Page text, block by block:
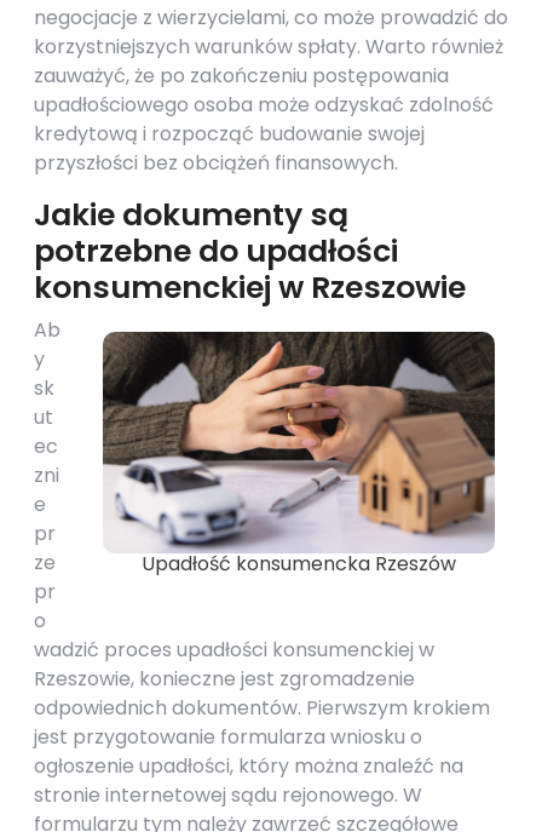
negocjacje z wierzycielami, co może prowadzić do
korzystniejszych warunków spłaty. Warto również
zauważyć, że po zakończeniu postępowania
upadłościowego osoba może odzyskać zdolność
kredytową i rozpocząć budowanie swojej
przyszłości bez obciążeń finansowych.
Jakie dokumenty są
potrzebne do upadłości
konsumenckiej w Rzeszowie
Upadłość konsumencka Rzeszów
Ab
y
sk
ut
ec
zni
e
pr
ze
pr
o
wadzić proces upadłości konsumenckiej w
Rzeszowie, konieczne jest zgromadzenie
odpowiednich dokumentów. Pierwszym krokiem
jest przygotowanie formularza wniosku o
ogłoszenie upadłości, który można znaleźć na
stronie internetowej sądu rejonowego. W
formularzu tym należy zawrzeć szczegółowe